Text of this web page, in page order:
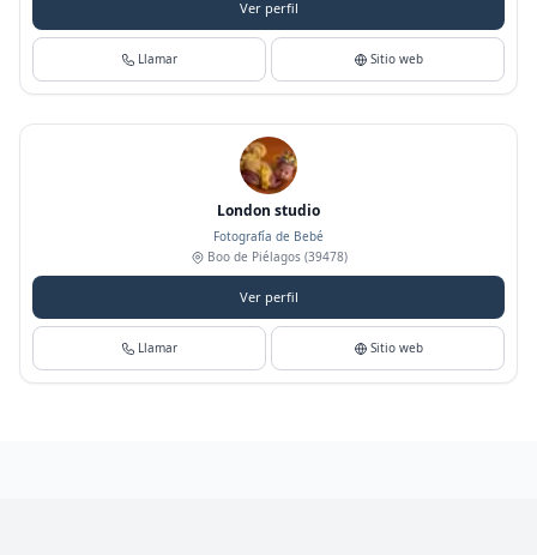
Ver perfil
Llamar Sitio web
London studio
Fotografía de Bebé
Boo de Piélagos(39478)
Ver perfil
Llamar Sitio web